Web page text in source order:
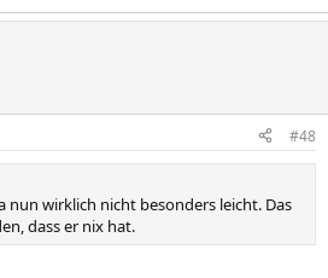
#48
nun wirklich nicht besonders leicht. Das
dass er nix hat.